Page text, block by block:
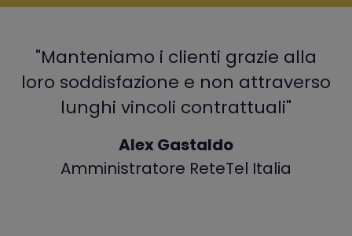
"Manteniamo i clienti grazie alla
loro soddisfazione e non attraverso
lunghi vincoli contrattuali"
Alex Gastaldo
Amministratore ReteTel Italia